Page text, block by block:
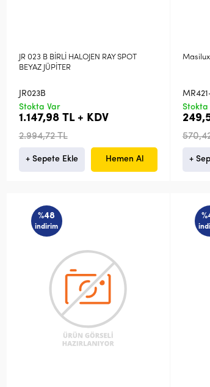
JR 023 B BİRLİ HALOJEN RAY SPOT
BEYAZ JÜPİTER
JR023B
Stokta Var
1.147,98 TL + KDV
2.994,72 TL
+ Sepete Ekle Hemen Al
Stokta
+
%48
indirim